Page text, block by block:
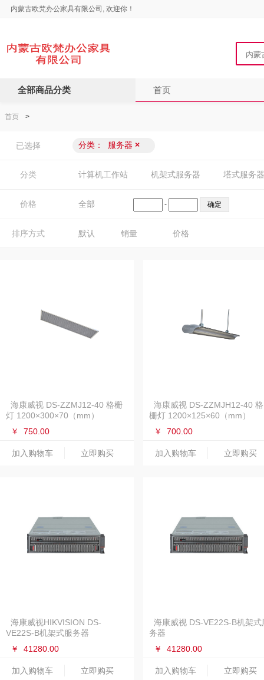
内蒙古欧梵办公家具有限公司, 欢迎你！
全部商品分类 首页
首页 >
已选择 分类： 服务器 ×
分类 计算机工作站 机架式服务器 塔式服务器
价格 全部 -
排序方式 默认 销量 价格
海康威视 DS-ZZMJ12-40 格栅
灯 1200×300×70（mm）
￥
750.00
加入购物车 立即购买
海康威视 DS-ZZMJH12-40 格
栅灯 1200×125×60（mm）
￥
700.00
加入购物车 立即购买
海康威视HIKVISION DS-
VE22S-B机架式服务器
￥
41280.00
加入购物车 立即购买
海康威视 DS-VE22S-B机架式
务器
￥
41280.00
加入购物车 立即购买